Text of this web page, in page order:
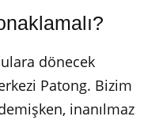
dönecek
Patong. Bizim
inanılmaz